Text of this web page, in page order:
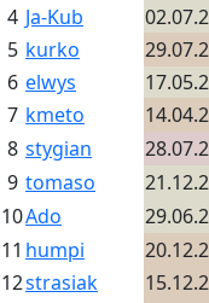
4 Ja-Kub
5 kurko
6 elwys
7 kmeto
8 stygian
9 tomaso
10Ado
11 humpi
12strasiak